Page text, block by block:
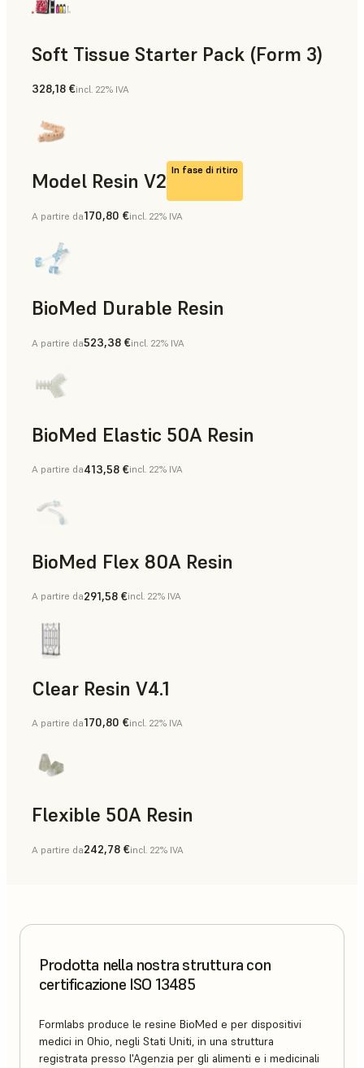
Soft Tissue Starter Pack (Form 3)
328,18 €incl. 22% IVA
Model Resin V2 In fase di ritiro
Modelli di protesi, Modelli di diagnostica
A partire da170,80 €incl. 22% IVA
BioMed Durable Resin
A partire da523,38 €incl. 22% IVA
BioMed Elastic 50A Resin
A partire da413,58 €incl. 22% IVA
BioMed Flex 80A Resin
A partire da291,58 €incl. 22% IVA
Clear Resin V4.1
A partire da170,80 €incl. 22% IVA
Flexible 50A Resin
A partire da242,78 €incl. 22% IVA
Prodotta nella nostra struttura con
certificazione ISO 13485
Formlabs produce le resine BioMed e per dispositivi
medici in Ohio, negli Stati Uniti, in una struttura
registrata presso l'Agenzia per gli alimenti e i medicinali